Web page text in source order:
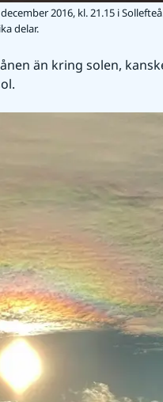
2016, kl. 21.15 i
delar.
än kring solen,